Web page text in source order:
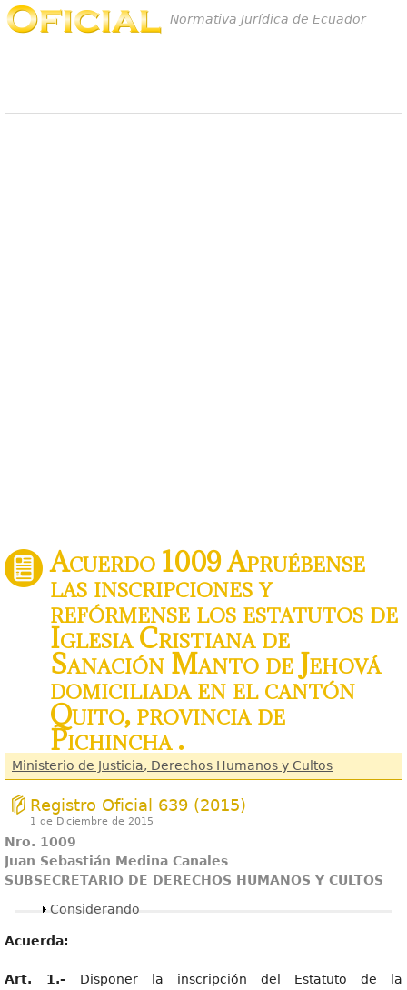
Normativa Jurídica de Ecuador
Acuerdo 1009 Apruébense
las inscripciones y
refórmense los estatutos de
Iglesia Cristiana de
Sanación Manto de Jehová
domiciliada en el cantón
Quito, provincia de
Pichincha .
Ministerio de Justicia, Derechos Humanos y Cultos
Registro Oficial 639 (2015)
1 de Diciembre de 2015
Nro. 1009
Juan Sebastián Medina Canales
SUBSECRETARIO DE DERECHOS HUMANOS Y CULTOS
Mostrar
Considerando
Acuerda:
Art. 1.- Disponer la inscripción del Estatuto de la